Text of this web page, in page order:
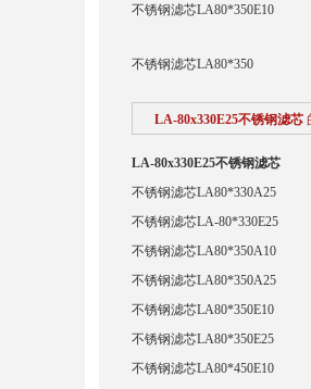
不锈钢滤芯LA80*350E10
不锈钢滤芯LA80*350
LA-80x330E25不锈钢滤芯
LA-80x330E25不锈钢滤芯
不锈钢滤芯LA80*330A25
不锈钢滤芯LA-80*330E25
不锈钢滤芯LA80*350A10
不锈钢滤芯LA80*350A25
不锈钢滤芯LA80*350E10
不锈钢滤芯LA80*350E25
不锈钢滤芯LA80*450E10